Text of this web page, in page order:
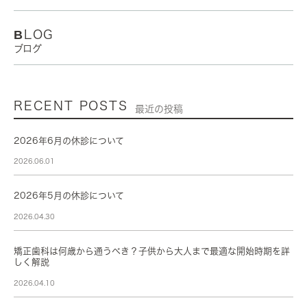
BLOG
ブログ
RECENT POSTS 最近の投稿
2026年6月の休診について
2026.06.01
2026年5月の休診について
2026.04.30
矯正歯科は何歳から通うべき？子供から大人まで最適な開始時期を詳
しく解説
2026.04.10